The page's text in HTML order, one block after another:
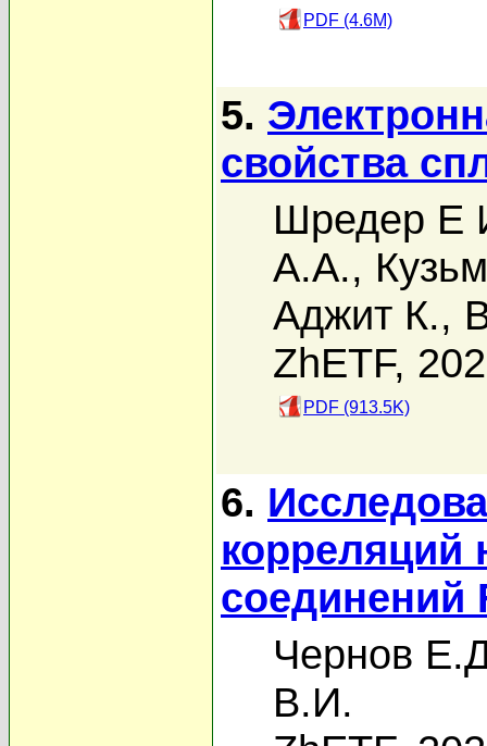
PDF (4.6M)
5.
свойства
Шредер Е
A.A.,
Аджит К.,
ZhETF,
PDF (913.5K)
6.
корреляций
соединений
Чернов
В.И.